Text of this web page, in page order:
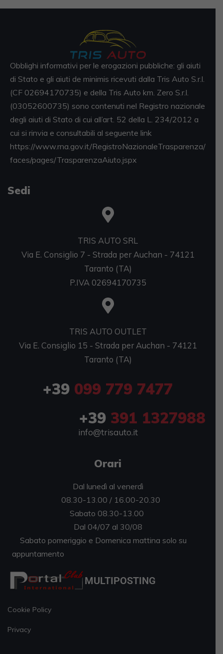
Obblighi informativi per le erogazioni pubbliche: gli aiuti
di Stato e gli aiuti de minimis ricevuti dalla Tris Auto S.r.l.
(CF 02694170735) e della Tris Auto km. Zero S.r.l.
(03052600735) sono contenuti nel Registro nazionale
degli aiuti di Stato di cui all’art. 52 della L. 234/2012 a
cui si rinvia e consultabili al seguente link
https://www.rna.gov.it/RegistroNazionaleTrasparenza/
faces/pages/TrasparenzaAiuto.jspx
Sedi
TRIS AUTO SRL
Via E. Consiglio 7 - Strada per Auchan - 74121
Taranto (TA)
P.IVA 02694170735
TRIS AUTO OUTLET
Via E. Consiglio 15 - Strada per Auchan - 74121
Taranto (TA)
+39 099 779 7477
+39 391 1327988
info@trisauto.it
Orari
Dal lunedì al venerdì
08.30-13.00 / 16.00-20.30
Sabato 08.30-13.00
Dal 04/07 al 30/08
Sabato pomeriggio e Domenica mattina solo su
appuntamento
MULTIPOSTING
Cookie Policy
Privacy